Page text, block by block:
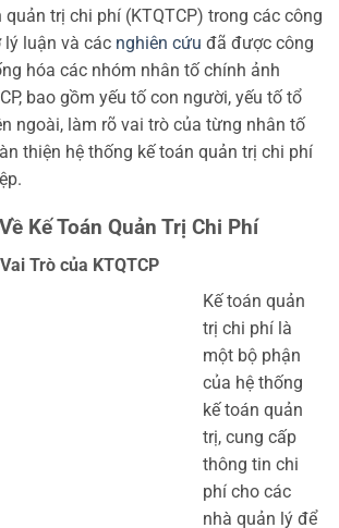
trị chi phí (KTQTCP) trong các công
lý luận và các nghiên cứu đã được công
hóa các nhóm nhân tố chính ảnh
bao gồm yếu tố con người, yếu tố tổ
ngoài, làm rõ vai trò của từng nhân tố
thiện hệ thống kế toán quản trị chi phí
Kế Toán Quản Trị Chi Phí
Trò của KTQTCP
Kế toán quản
trị chi phí là
một bộ phận
của hệ thống
kế toán quản
trị, cung cấp
thông tin chi
phí cho các
nhà quản lý để